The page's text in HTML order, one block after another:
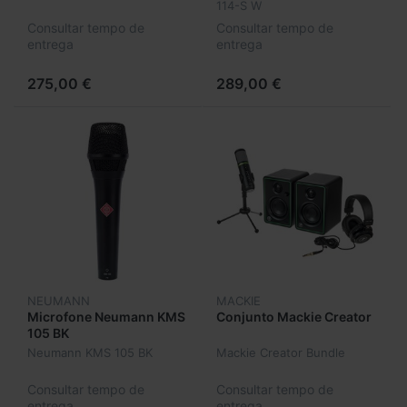
Consultar tempo de
entrega
275,00 €
114-S W
Consultar tempo de
entrega
289,00 €
NEUMANN
Microfone Neumann KMS
105 BK
Neumann KMS 105 BK
Consultar tempo de
MACKIE
Conjunto Mackie Creator
Mackie Creator Bundle
Consultar tempo de